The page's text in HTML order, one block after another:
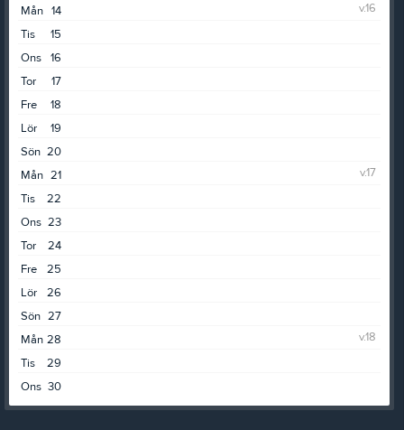
14
Mån
v.16
15
Tis
16
Ons
17
Tor
18
Fre
19
Lör
20
Sön
21
Mån
v.17
22
Tis
23
Ons
24
Tor
25
Fre
26
Lör
27
Sön
28
Mån
v.18
29
Tis
30
Ons